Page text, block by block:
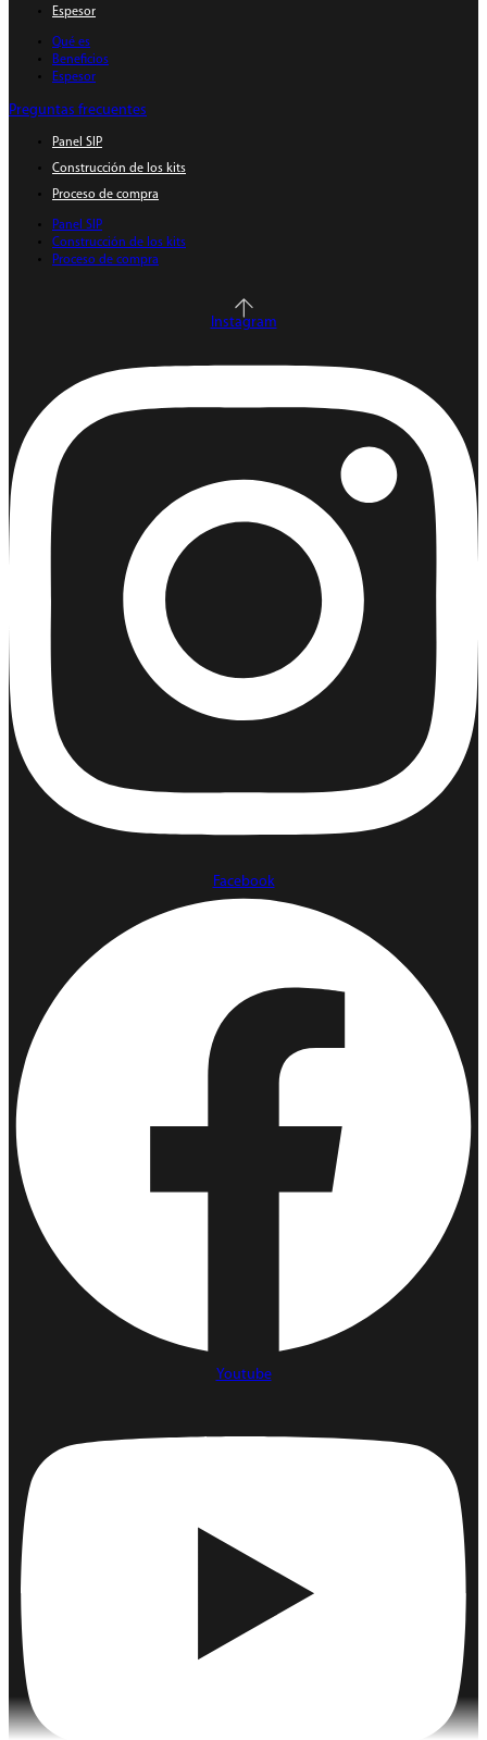
Espesor
Qué es
Beneficios
Espesor
Preguntas frecuentes
Panel SIP
Construcción de los kits
Proceso de compra
Panel SIP
Construcción de los kits
Proceso de compra
Instagram
Facebook
Youtube